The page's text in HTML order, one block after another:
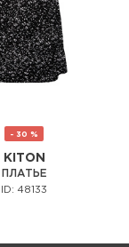
- 30 %
KITON
ПЛАТЬЕ
ID: 48133